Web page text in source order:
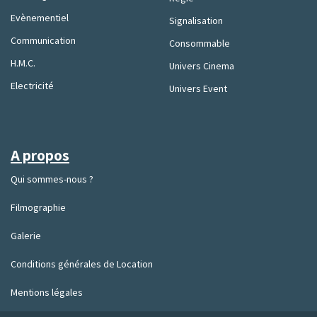
A propos
Qui sommes-nous ?
Filmographie
Galerie
Conditions générales de Location
Mentions légales
Signalisation
Consommable
Univers Cinema
Univers Event
Evènementiel
Communication
H.M.C.
Electricité